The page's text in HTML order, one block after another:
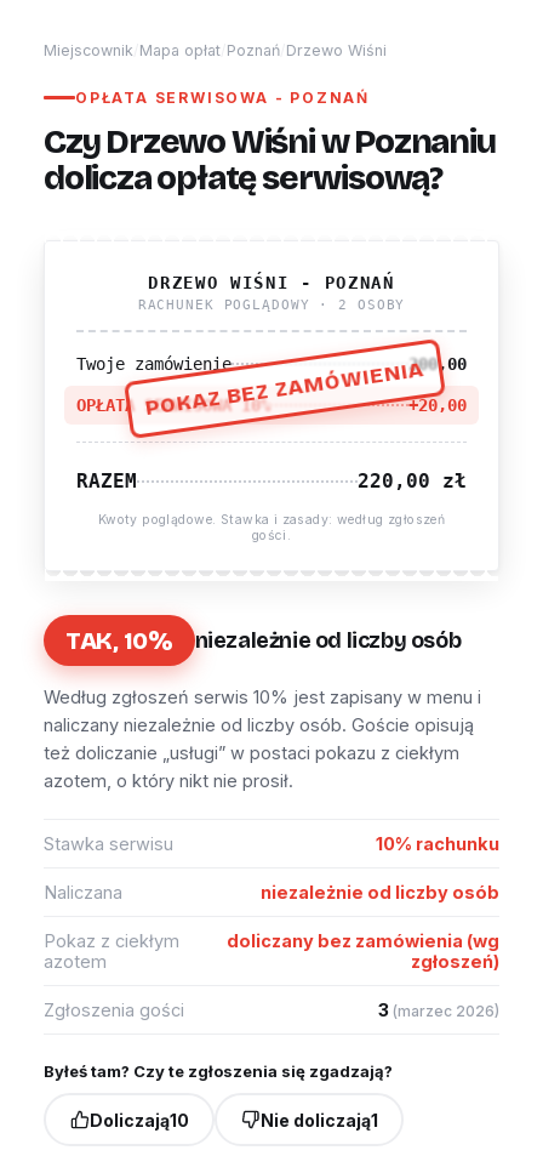
Miejscownik Mapa opłat Poznań Drzewo Wiśni
OPŁATA SERWISOWA - POZNAŃ
Czy Drzewo Wiśni w Poznaniu
dolicza opłatę serwisową?
DRZEWO WIŚNI - POZNAŃ
RACHUNEK POGLĄDOWY · 2 OSOBY
Twoje zamówienie 200,00
OPŁATA SERWISOWA 10% +20,00
RAZEM 220,00 zł
Kwoty poglądowe. Stawka i zasady: według zgłoszeń
gości.
POKAZ BEZ ZAMÓWIENIA
TAK, 10% niezależnie od liczby osób
Według zgłoszeń serwis 10% jest zapisany w menu i
naliczany niezależnie od liczby osób. Goście opisują
też doliczanie „usługi” w postaci pokazu z ciekłym
azotem, o który nikt nie prosił.
Stawka serwisu 10% rachunku
Naliczana niezależnie od liczby osób
Pokaz z ciekłym
azotem
doliczany bez zamówienia (wg
zgłoszeń)
Zgłoszenia gości 3 (marzec 2026)
Byłeś tam? Czy te zgłoszenia się zgadzają?
Doliczają10 Nie doliczają1